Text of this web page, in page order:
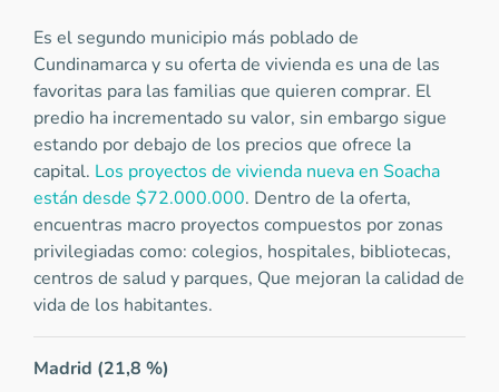
Es el segundo municipio más poblado de
Cundinamarca y su oferta de vivienda es una de las
favoritas para las familias que quieren comprar. El
predio ha incrementado su valor, sin embargo sigue
estando por debajo de los precios que ofrece la
capital. Los proyectos de vivienda nueva en Soacha
están desde $72.000.000. Dentro de la oferta,
encuentras macro proyectos compuestos por zonas
privilegiadas como: colegios, hospitales, bibliotecas,
centros de salud y parques, Que mejoran la calidad de
vida de los habitantes.
Madrid (21,8 %)